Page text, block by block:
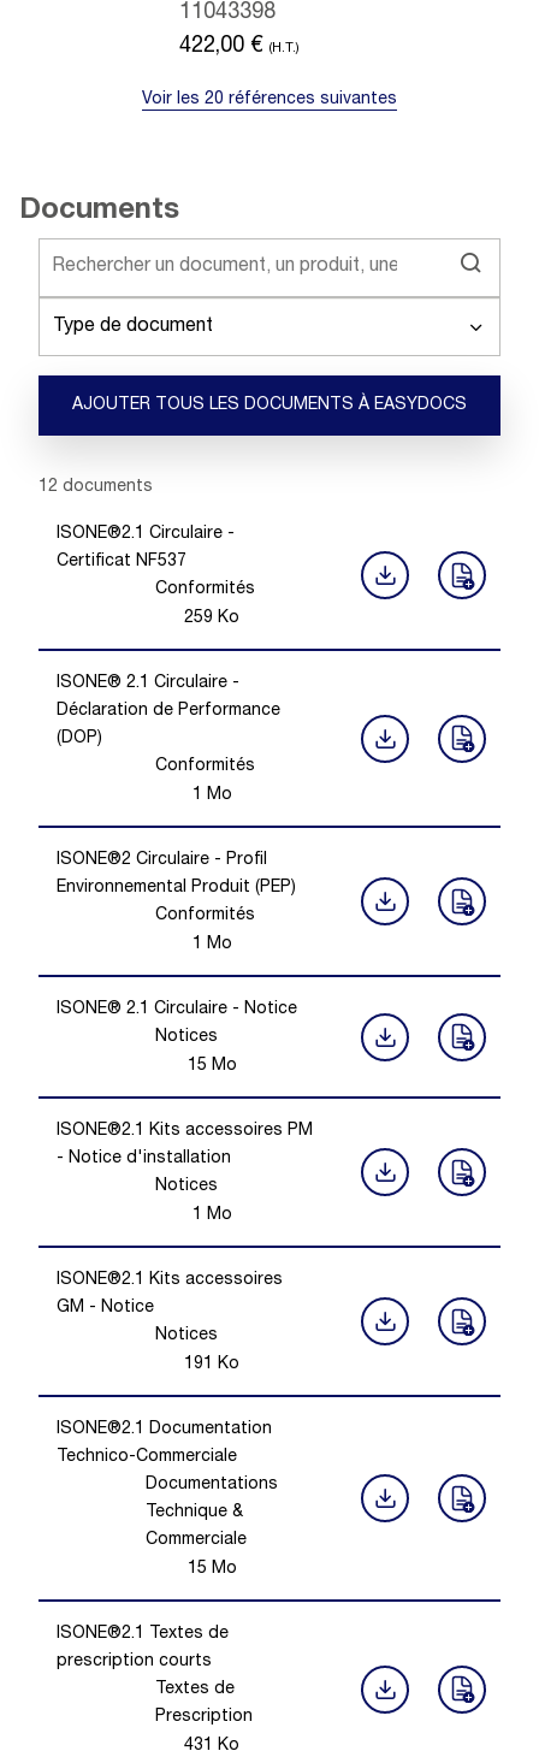
11043398
422,00 € (H.T.)
Voir les 20 références suivantes
Documents
Type de document
AJOUTER TOUS LES DOCUMENTS À EASYDOCS
Showing 1 -12
12 documents
ISONE®2.1 Circulaire -
Certificat NF537
Conformités
259 Ko
ISONE® 2.1 Circulaire -
Déclaration de Performance
(DOP)
Conformités
1 Mo
ISONE®2 Circulaire - Profil
Environnemental Produit (PEP)
Conformités
1 Mo
ISONE® 2.1 Circulaire - Notice
Notices
15 Mo
ISONE®2.1 Kits accessoires PM
- Notice d'installation
Notices
1 Mo
ISONE®2.1 Kits accessoires
GM - Notice
Notices
191 Ko
ISONE®2.1 Documentation
Technico-Commerciale
Documentations
Technique &
Commerciale
15 Mo
ISONE®2.1 Textes de
prescription courts
Textes de
Prescription
431 Ko